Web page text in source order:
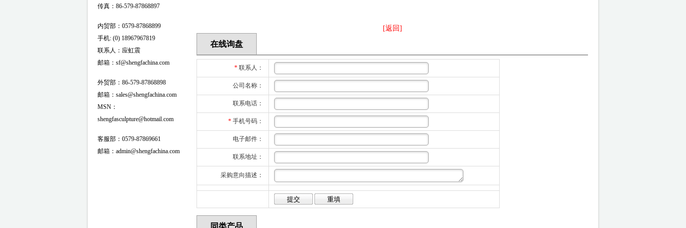
传真：86-579-87868897
内贸部：0579-87868899
手机: (0) 18967967819
联系人：应虹震
邮箱：sf@shengfachina.com
外贸部：86-579-87868898
邮箱：sales@shengfachina.com
MSN：
shengfasculpture@hotmail.com
客服部：0579-87869661
邮箱：admin@shengfachina.com
[返回]
在线询盘
* 联系人：
公司名称：
联系电话：
* 手机号码：
电子邮件：
联系地址：
采购意向描述：
同类产品